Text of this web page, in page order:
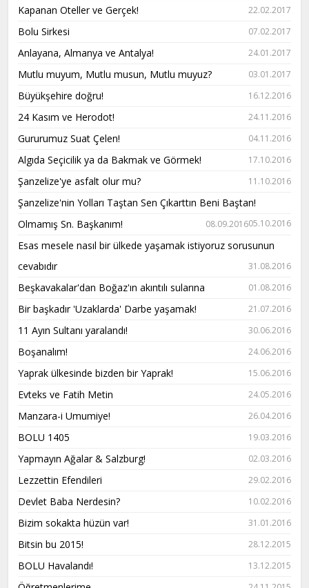
Kapanan Oteller ve Gerçek! 22.02.2017
Bolu Sirkesi 07.02.2017
Anlayana, Almanya ve Antalya! 24.01.2017
Mutlu muyum, Mutlu musun, Mutlu muyuz? 03.01.2017
Büyükşehire doğru! 16.12.2016
24 Kasım ve Herodot! 24.11.2016
Gururumuz Suat Çelen! 04.11.2016
Algıda Seçicilik ya da Bakmak ve Görmek! 17.10.2016
Şanzelize'ye asfalt olur mu? 11.10.2016
Şanzelize'nin Yolları Taştan Sen Çıkarttın Beni Baştan!
05.10.2016
Olmamış Sn. Başkanım! 08.09.2016
Esas mesele nasıl bir ülkede yaşamak istiyoruz sorusunun
cevabıdır
31.08.2016
Beşkavakalar'dan Boğaz'ın akıntılı sularına 01.08.2016
Bir başkadır 'Uzaklarda' Darbe yaşamak! 21.07.2016
11 Ayın Sultanı yaralandı! 30.06.2016
Boşanalım! 24.06.2016
Yaprak ülkesinde bizden bir Yaprak! 15.06.2016
Evteks ve Fatih Metin 24.05.2016
Manzara-i Umumiye! 26.04.2016
BOLU 1405 19.03.2016
Yapmayın Ağalar & Salzburg! 02.03.2016
Lezzettin Efendileri 29.02.2016
Devlet Baba Nerdesin? 10.02.2016
Bizim sokakta hüzün var! 31.01.2016
Bitsin bu 2015! 28.12.2015
BOLU Havalandı! 13.12.2015